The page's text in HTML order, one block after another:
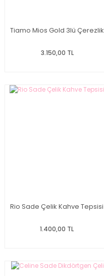
Tiamo Mios Gold 3lü Çerezlik
3.150,00 TL
Rio Sade Çelik Kahve Tepsisi
1.400,00 TL